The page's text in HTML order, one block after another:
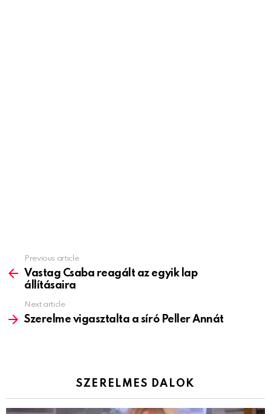
more
Previous article
Vastag Csaba reagált az egyik lap
állításaira
Next article
Szerelme vigasztalta a síró Peller Annát
SZERELMES DALOK